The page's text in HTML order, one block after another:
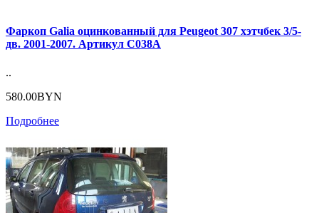
Фаркоп Galia оцинкованный для Peugeot 307 хэтчбек 3/5-
дв. 2001-2007. Артикул C038A
..
580.00BYN
Подробнее